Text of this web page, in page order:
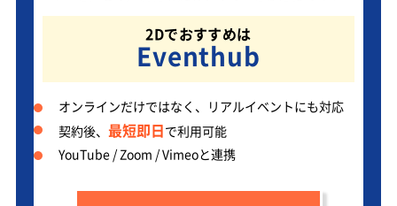
2Dでおすすめは
Eventhub
オンラインだけではなく、リアルイベントにも対応
契約後、 最短即日で利用可能
YouTube / Zoom / Vimeoと連携